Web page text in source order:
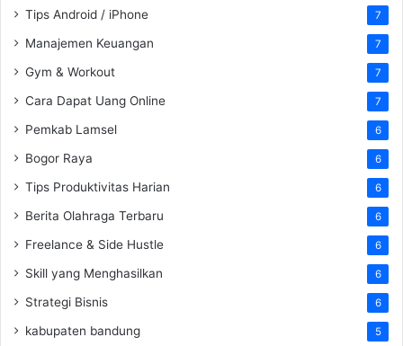
Tips Android / iPhone 7
Manajemen Keuangan 7
Gym & Workout 7
Cara Dapat Uang Online 7
Pemkab Lamsel 6
Bogor Raya 6
Tips Produktivitas Harian 6
Berita Olahraga Terbaru 6
Freelance & Side Hustle 6
Skill yang Menghasilkan 6
Strategi Bisnis 6
kabupaten bandung 5